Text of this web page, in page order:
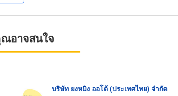
อาจสนใจ
บริษัท ยงหมิง ออโต้ (ประเทศไทย) จำกัด